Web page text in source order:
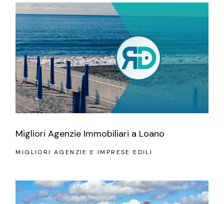
Migliori Agenzie Immobiliari a Loano
MIGLIORI AGENZIE E IMPRESE EDILI